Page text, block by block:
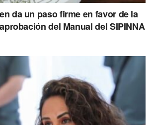
escena hallada por los elementos
de la Fiscalía General del Estado
necropsia de ley a los cuerpos, dando a
eran padres, hermanos, hijo,
y después degollados.
da un paso firme en favor de la
del Manual del SIPINNA